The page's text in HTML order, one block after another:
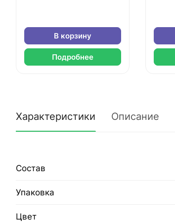
В корзину
Подробнее
Характеристики Описание
Состав
Упаковка
Цвет